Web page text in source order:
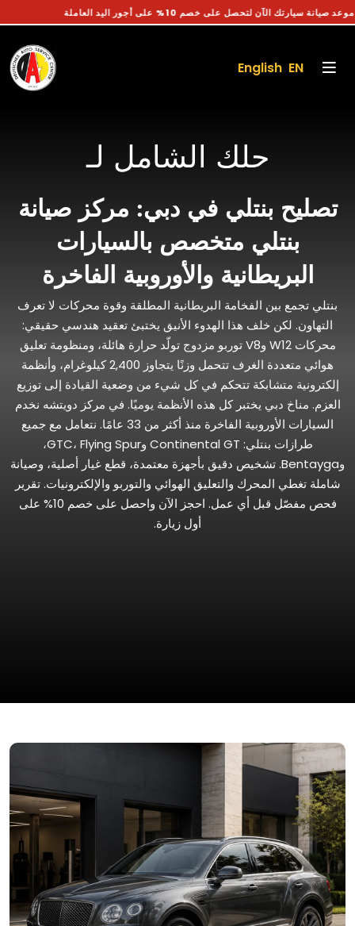
احجز موعد صيانة سيارتك الآن لتحصل على خصم 10% على أجور اليد العاملة
English EN
حلك الشامل لـ
تصليح بنتلي في دبي: مركز صيانة
بنتلي متخصص بالسيارات
البريطانية والأوروبية الفاخرة
بنتلي تجمع بين الفخامة البريطانية المطلقة وقوة محركات لا تعرف
التهاون. لكن خلف هذا الهدوء الأنيق يختبئ تعقيد هندسي حقيقي:
محركات W12 وV8 توربو مزدوج تولّد حرارة هائلة، ومنظومة تعليق
هوائي متعددة الغرف تتحمل وزنًا يتجاوز 2,400 كيلوغرام، وأنظمة
إلكترونية متشابكة تتحكم في كل شيء من وضعية القيادة إلى توزيع
العزم. مناخ دبي يختبر كل هذه الأنظمة يوميًا. في مركز دويتشه نخدم
السيارات الأوروبية الفاخرة منذ أكثر من 33 عامًا. نتعامل مع جميع
طرازات بنتلي: Continental GT وGTC، Flying Spur،
وBentayga. تشخيص دقيق بأجهزة معتمدة، قطع غيار أصلية، وصيانة
شاملة تغطي المحرك والتعليق الهوائي والتوربو والإلكترونيات. تقرير
فحص مفصّل قبل أي عمل. احجز الآن واحصل على خصم 10% على
أول زيارة.